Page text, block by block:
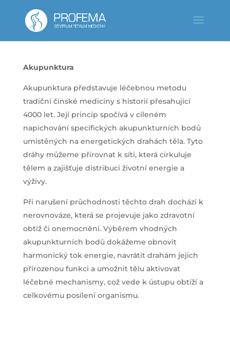
Akupunktura
Akupunktura představuje léčebnou metodu
tradiční čínské medicíny s historií přesahující
4000 let. Její princip spočívá v cíleném
napichování specifických akupunkturních bodů
umístěných na energetických drahách těla. Tyto
dráhy můžeme přirovnat k síti, která cirkuluje
tělem a zajišťuje distribuci životní energie a
výživy.
Při narušení průchodnosti těchto drah dochází k
nerovnováze, která se projevuje jako zdravotní
obtíž či onemocnění. Výběrem vhodných
akupunkturních bodů dokážeme obnovit
harmonický tok energie, navrátit drahám jejich
přirozenou funkci a umožnit tělu aktivovat
léčebné mechanismy, což vede k ústupu obtíží a
celkovému posílení organismu.